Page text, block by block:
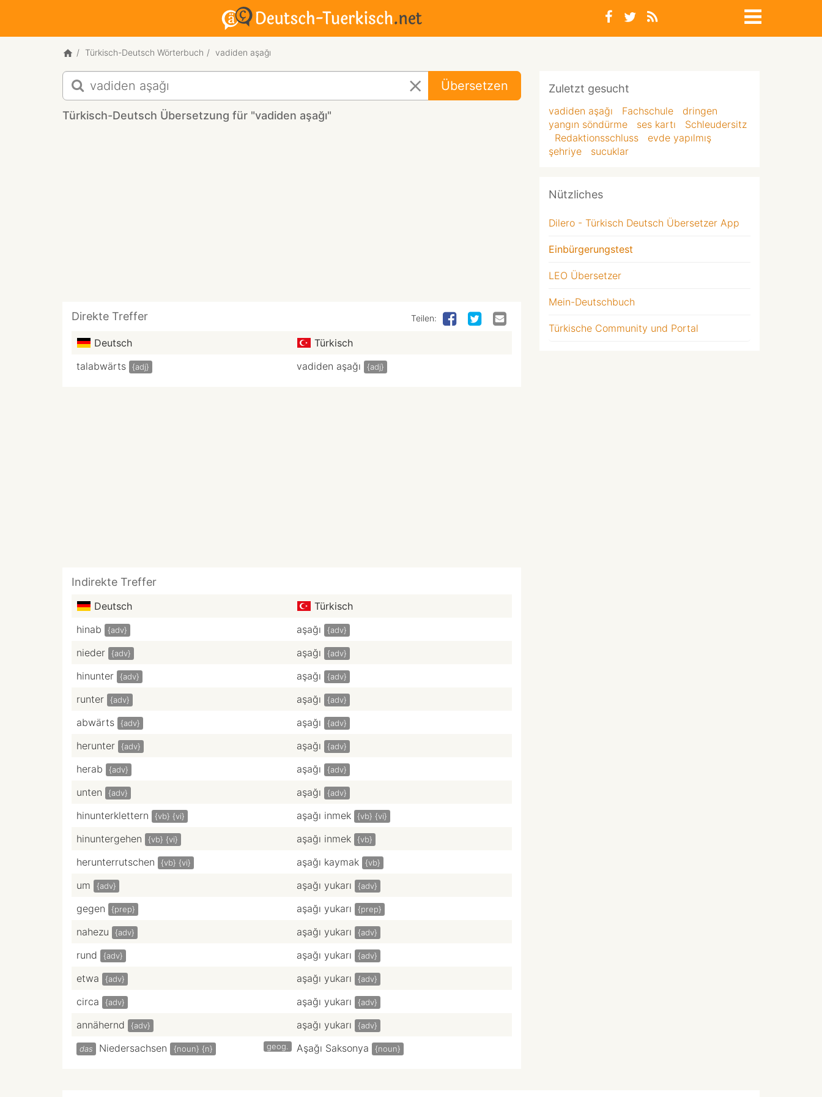
Türkisch-Deutsch Wörterbuch vadiden aşağı
Türkisch-
Deutsch
Übersetzung
für
Übersetzen
Türkisch-Deutsch Übersetzung für "vadiden aşağı"
Direkte Treffer Teilen:
Deutsch
Türkisch
talabwärts
{adj} vadiden aşağı {adj}
Indirekte Treffer
Deutsch
Türkisch
hinab
{adv} aşağı {adv}
nieder {adv} aşağı {adv}
hinunter {adv} aşağı {adv}
runter {adv} aşağı {adv}
abwärts {adv} aşağı {adv}
herunter {adv} aşağı {adv}
herab {adv} aşağı {adv}
unten {adv} aşağı {adv}
hinunterklettern {vb} {vi} aşağı inmek {vb} {vi}
hinuntergehen {vb} {vi} aşağı inmek {vb}
herunterrutschen {vb} {vi} aşağı kaymak {vb}
um {adv} aşağı yukarı {adv}
gegen {prep} aşağı yukarı {prep}
nahezu {adv} aşağı yukarı {adv}
rund {adv} aşağı yukarı {adv}
etwa {adv} aşağı yukarı {adv}
circa {adv} aşağı yukarı {adv}
annähernd {adv} aşağı yukarı {adv}
das Niedersachsen {noun} {n} geog. Aşağı Saksonya {noun}
Zuletzt gesucht
vadiden aşağı Fachschule
dringen
yangın söndürme
ses kartı
Schleudersitz
Redaktionsschluss
evde yapılmış
şehriye
sucuklar
Nützliches
Dilero - Türkisch Deutsch Übersetzer App
Einbürgerungstest
LEO Übersetzer
Mein-Deutschbuch
Türkische Community und Portal